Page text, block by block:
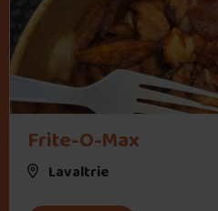
Frite-O-Max
Lavaltrie